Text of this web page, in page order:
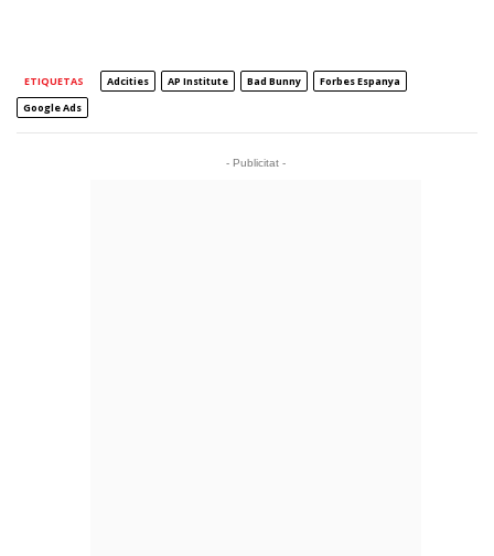
ETIQUETAS Adcities AP Institute Bad Bunny
Forbes Espanya
Google Ads
- Publicitat -